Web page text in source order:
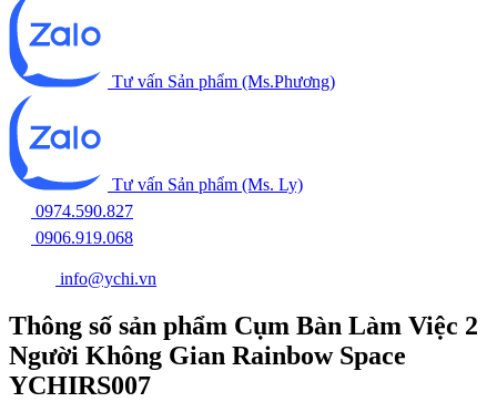
Tư vấn Sản phẩm (Ms.Phương)
Tư vấn Sản phẩm (Ms. Ly)
0974.590.827
0906.919.068
info@ychi.vn
Thông số sản phẩm Cụm Bàn Làm Việc 2
Người Không Gian Rainbow Space
YCHIRS007